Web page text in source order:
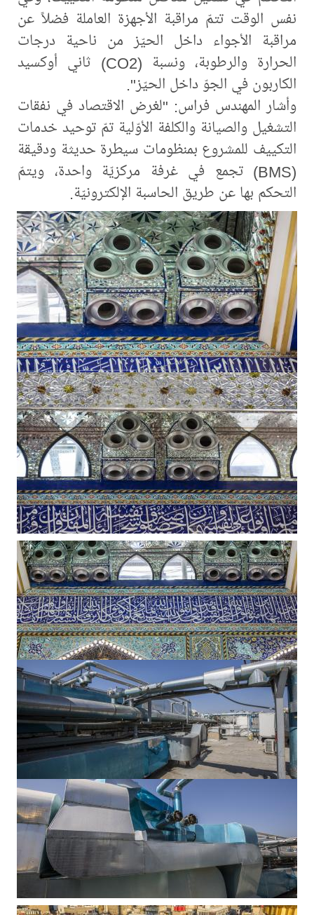
نفس الوقت تتمّ مراقبة الأجهزة العاملة فضلاً عن
مراقبة الأجواء داخل الحيّز من ناحية درجات
الحرارة والرطوبة، ونسبة (CO2) ثاني أوكسيد
الكاربون في الجوّ داخل الحيّز".
وأشار المهندس فراس: "لغرض الاقتصاد في نفقات
التشغيل والصيانة والكلفة الأوّلية تمّ توحيد خدمات
التكييف للمشروع بمنظومات سيطرة حديثة ودقيقة
(BMS) تجمع في غرفة مركزيّة واحدة، ويتمّ
التحكم بها عن طريق الحاسبة الإلكترونيّة.